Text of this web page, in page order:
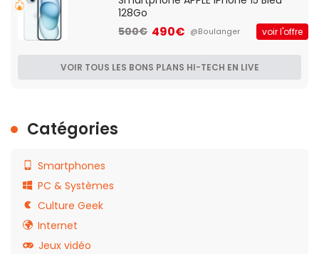
128Go
500€ 490€ @Boulanger voir l'offre
VOIR TOUS LES BONS PLANS HI-TECH EN LIVE
Catégories
Smartphones
PC & Systèmes
Culture Geek
Internet
Jeux vidéo